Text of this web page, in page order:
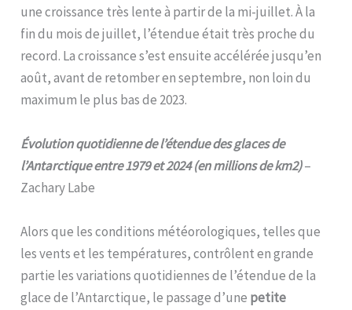
une croissance très lente à partir de la mi-juillet. À la
fin du mois de juillet, l’étendue était très proche du
record. La croissance s’est ensuite accélérée jusqu’en
août, avant de retomber en septembre, non loin du
maximum le plus bas de 2023.
Évolution quotidienne de l’étendue des glaces de
l’Antarctique entre 1979 et 2024 (en millions de km2)–
Zachary Labe
Alors que les conditions météorologiques, telles que
les vents et les températures, contrôlent en grande
partie les variations quotidiennes de l’étendue de la
glace de l’Antarctique, le passage d’une petite